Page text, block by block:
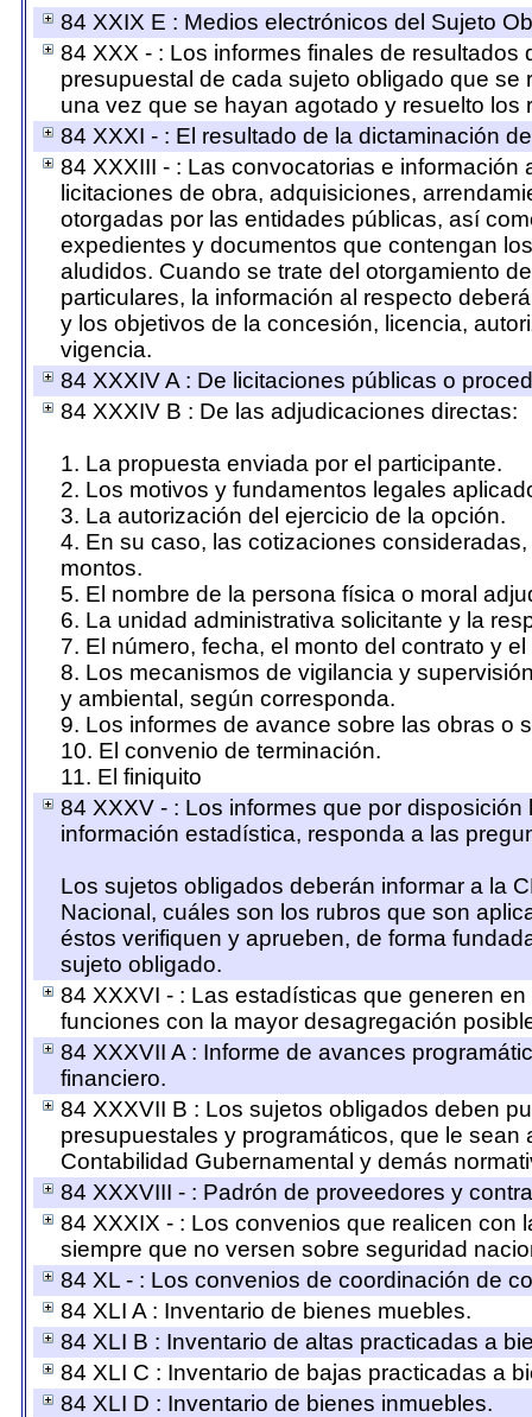
84 XXIX E : Medios electrónicos del Sujeto
84 XXX - : Los informes finales de
presupuestal de cada sujeto obligado que
una vez que se hayan agotado y resuelto
84 XXXI - : El resultado de la dictaminación
84 XXXIII - : Las convocatorias e
licitaciones de obra, adquisiciones,
otorgadas por las entidades públicas, así
expedientes y documentos que contengan
aludidos. Cuando se trate del otorgamiento
particulares, la información al respecto
y los objetivos de la concesión, licencia,
vigencia.
84 XXXIV A : De licitaciones públicas o
84 XXXIV B : De las adjudicaciones directas:
1. La propuesta enviada por el participante.
2. Los motivos y fundamentos legales
3. La autorización del ejercicio de la opción.
4. En su caso, las cotizaciones
montos.
5. El nombre de la persona física o moral
6. La unidad administrativa solicitante y la
7. El número, fecha, el monto del contrato y
8. Los mecanismos de vigilancia y
y ambiental, según corresponda.
9. Los informes de avance sobre las obras o
10. El convenio de terminación.
11. El finiquito
84 XXXV - : Los informes que por
información estadística, responda a las
Los sujetos obligados deberán informar a la
Nacional, cuáles son los rubros que son
éstos verifiquen y aprueben, de forma
sujeto obligado.
84 XXXVI - : Las estadísticas que generen
funciones con la mayor desagregación
84 XXXVII A : Informe de avances
financiero.
84 XXXVII B : Los sujetos obligados deben
presupuestales y programáticos, que le
Contabilidad Gubernamental y demás
84 XXXVIII - : Padrón de proveedores y
84 XXXIX - : Los convenios que realicen con
siempre que no versen sobre seguridad
84 XL - : Los convenios de coordinación de
84 XLI A : Inventario de bienes muebles.
84 XLI B : Inventario de altas practicadas a
84 XLI C : Inventario de bajas practicadas a
84 XLI D : Inventario de bienes inmuebles.